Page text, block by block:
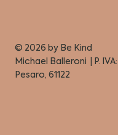
© 2026 by Be Kind
Michael Balleroni | P.
Pesaro, 61122